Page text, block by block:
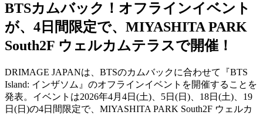
BTSカムバック！オフラインイベント
が、4日間限定で、MIYASHITA PARK
South2F ウェルカムテラスで開催！
DRIMAGE JAPANは、BTSのカムバックに合わせて
『BTS
Island: インザソム』のオフラインイベントを開催することを
発表。イベントは2026年4月4日(土)、5日(日)、18日(土)、19
日(日)の4日間限定で、MIYASHITA PARK South2F ウェルカ